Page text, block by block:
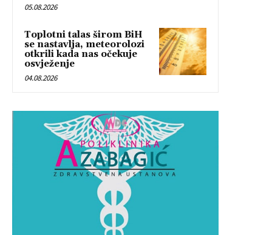
05.08.2026
Toplotni talas širom BiH
se nastavlja, meteorolozi
otkrili kada nas očekuje
osvježenje
04.08.2026